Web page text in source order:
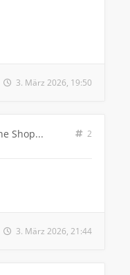
3. März 2026, 19:50
Shop...
2
3. März 2026, 21:44